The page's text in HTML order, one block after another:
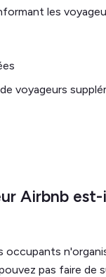
les
voyageurs
Airbnb
occupants
pas faire de